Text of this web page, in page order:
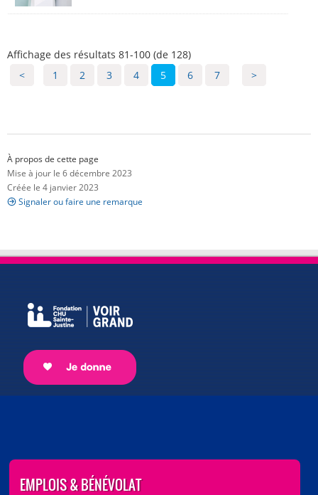
Affichage des résultats 81-100 (de 128)
<
1 2 3 4 5 6 7 >
À propos de cette page
Mise à jour le 6 décembre 2023
Créée le 4 janvier 2023
Signaler ou faire une remarque
EMPLOIS & BÉNÉVOLAT